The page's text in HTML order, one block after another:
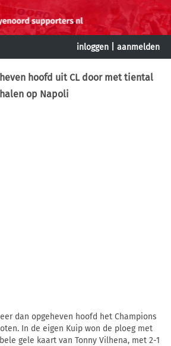
inloggen aanmelden
hoofd uit CL door met tiental
op Napoli
dan opgeheven hoofd het Champions
In de eigen Kuip won de ploeg met
gele kaart van Tonny Vilhena, met 2-1